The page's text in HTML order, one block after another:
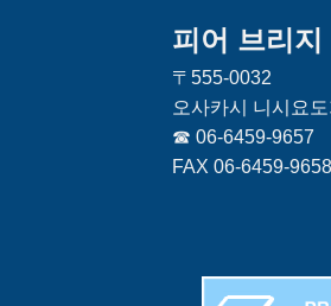
피어 브리지
〒555-0032
오사카시 니시요
☎ 06-6459-9657
FAX 06-6459-9658